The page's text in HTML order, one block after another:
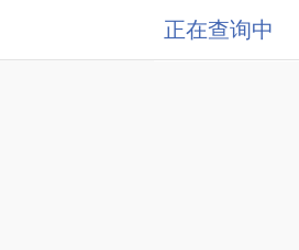
正在查询中